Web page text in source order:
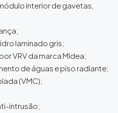
interior de gavetas,
laminado gris;
VRV da marca Midea;
de águas e piso radiante;
(VMC);
intrusão;